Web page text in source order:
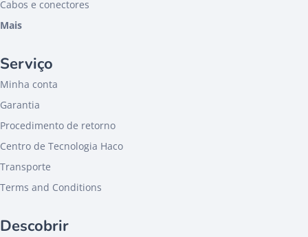
Cabos e conectores
Mais
Serviço
Minha conta
Garantia
Procedimento de retorno
Centro de Tecnologia Haco
Transporte
Terms and Conditions
Descobrir